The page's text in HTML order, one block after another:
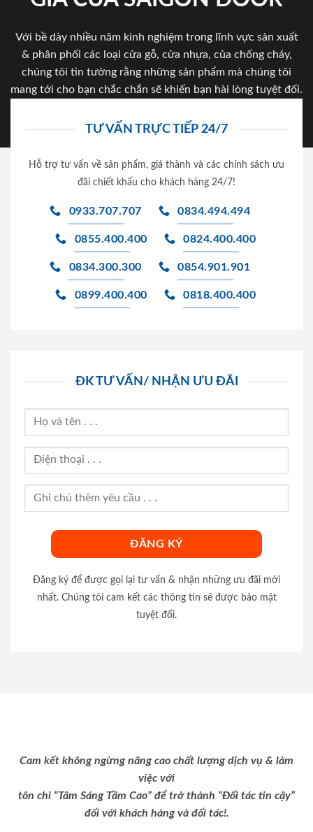
Với bề dày nhiều năm kinh nghiệm trong lĩnh vực sản xuất
& phân phối các loại cửa gỗ, cửa nhựa, của chống cháy,
chúng tôi tin tưởng rằng những sản phẩm mà chúng tôi
mang tới cho bạn chắc chắn sẽ khiến bạn hài lòng tuyệt đối.
TƯ VẤN TRỰC TIẾP 24/7
Hỗ trợ tư vấn về sản phẩm, giá thành và các chính sách ưu
đãi chiết khấu cho khách hàng 24/7!
0933.707.707 0834.494.494
0855.400.400 0824.400.400
0834.300.300 0854.901.901
0899.400.400 0818.400.400
ĐK TƯ VẤN/ NHẬN ƯU ĐÃI
Đăng ký để được gọi lại tư vấn & nhận những ưu đãi mới
nhất. Chúng tôi cam kết các thông tin sẽ được bảo mật
tuyệt đối.
Cam kết không ngừng nâng cao chất lượng dịch vụ & làm
việc với
tôn chỉ “Tâm Sáng Tầm Cao” để trở thành “Đối tác tin cậy”
đối với khách hàng và đối tác!.